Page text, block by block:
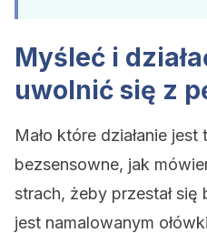
Myśleć i
uwolnić się z
Mało które działanie
bezsensowne, jak
strach, żeby przestał się
jest namalowanym